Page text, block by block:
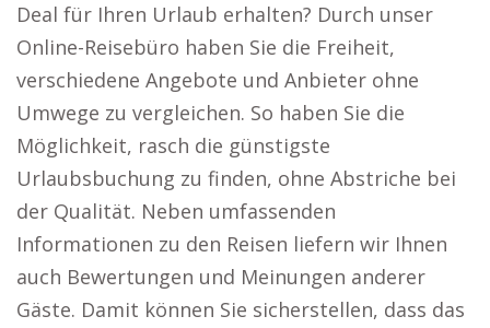
Deal für Ihren Urlaub erhalten? Durch unser
Online-Reisebüro haben Sie die Freiheit,
verschiedene Angebote und Anbieter ohne
Umwege zu vergleichen. So haben Sie die
Möglichkeit, rasch die günstigste
Urlaubsbuchung zu finden, ohne Abstriche bei
der Qualität. Neben umfassenden
Informationen zu den Reisen liefern wir Ihnen
auch Bewertungen und Meinungen anderer
Gäste. Damit können Sie sicherstellen, dass das